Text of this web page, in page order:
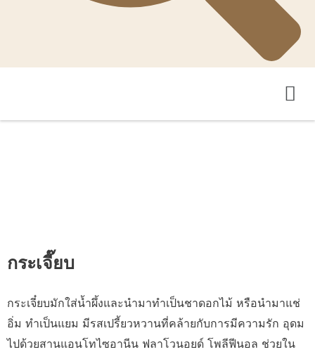
กระเจี๊ยบ
กระเจี๋ยบมักใส่น้ำผึ้งและนำมาทำเป็นชาดอกไม้ หรือนำมาแช่
อิ่ม ทำเป็นแยม มีรสเปรี้ยวหวานที่คล้ายกับการมีความรัก อุดม
ไปด้วยสานแอนโทไซอานีน ฟลาโวนอยด์ โพลีฟีนอล ช่วยใน